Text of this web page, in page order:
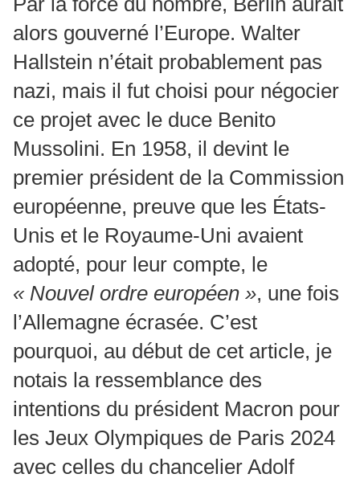
alors gouverné l’Europe. Walter
Hallstein n’était probablement pas
nazi, mais il fut choisi pour négocier
ce projet avec le duce Benito
Mussolini. En 1958, il devint le
premier président de la Commission
européenne, preuve que les États-
Unis et le Royaume-Uni avaient
adopté, pour leur compte, le
« Nouvel ordre européen », une fois
l’Allemagne écrasée. C’est
pourquoi, au début de cet article, je
notais la ressemblance des
intentions du président Macron pour
les Jeux Olympiques de Paris 2024
avec celles du chancelier Adolf